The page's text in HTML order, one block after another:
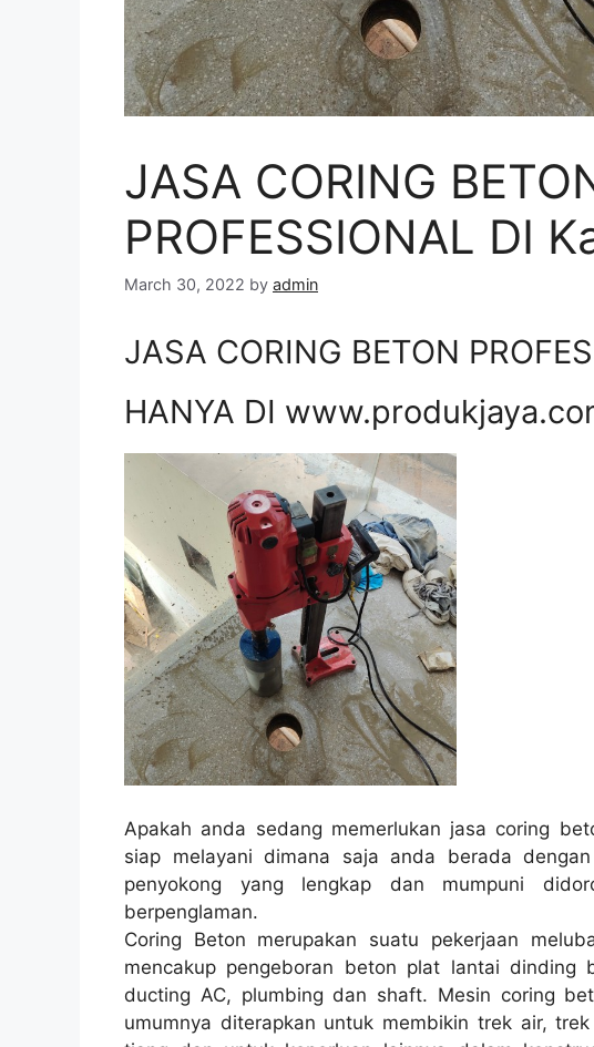
JASA CORING
PROFESSIONAL DI
March 30, 2022 by admin
JASA CORING BETON
HANYA DI
Apakah anda sedang memerlukan jasa coring
siap melayani dimana saja anda berada
penyokong yang lengkap dan mumpuni
berpenglaman.
Coring Beton merupakan suatu pekerjaan
mencakup pengeboran beton plat lantai dinding
ducting AC, plumbing dan shaft. Mesin coring
umumnya diterapkan untuk membikin trek air,